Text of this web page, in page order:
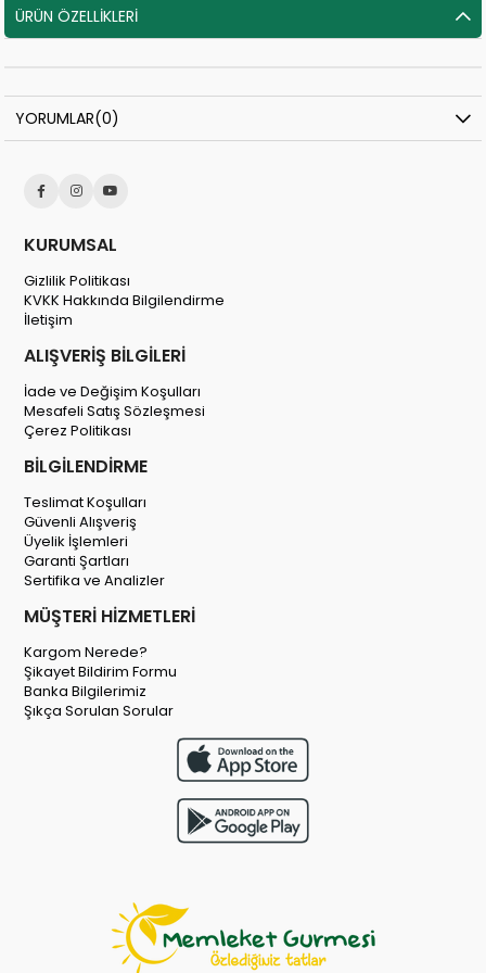
ÜRÜN ÖZELLIKLERI
YORUMLAR(0)
KURUMSAL
Gizlilik Politikası
KVKK Hakkında Bilgilendirme
İletişim
ALIŞVERİŞ BİLGİLERİ
İade ve Değişim Koşulları
Mesafeli Satış Sözleşmesi
Çerez Politikası
BİLGİLENDİRME
Teslimat Koşulları
Güvenli Alışveriş
Üyelik İşlemleri
Garanti Şartları
Sertifika ve Analizler
MÜŞTERİ HİZMETLERİ
Kargom Nerede?
Şikayet Bildirim Formu
Banka Bilgilerimiz
Şıkça Sorulan Sorular